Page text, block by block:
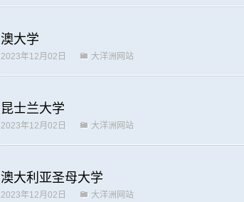
澳大学
2023年12月02日 大洋洲网站
昆士兰大学
2023年12月02日 大洋洲网站
澳大利亚圣母大学
2023年12月02日 大洋洲网站